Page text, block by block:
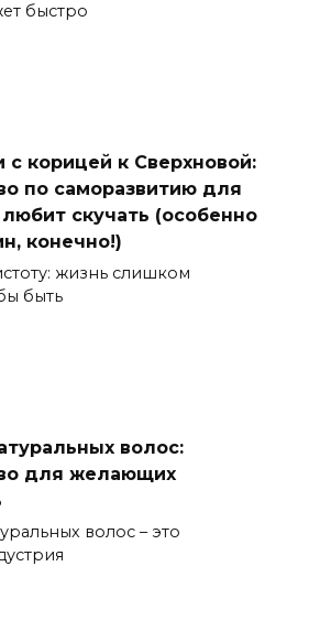
быстро
с корицей к Сверхновой:
по саморазвитию для
любит скучать (особенно
конечно!)
жизнь слишком
быть
волос:
для желающих
волос – это